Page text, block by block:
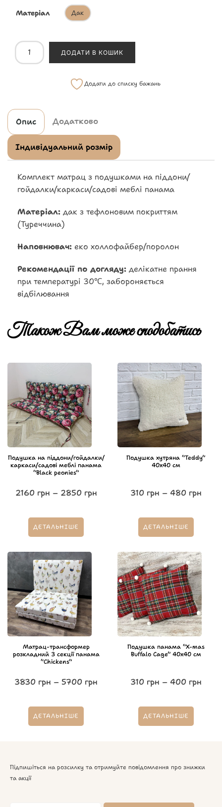
Матеріал Дак
ДОДАТИ В КОШИК
Додати до списку бажань
Опис Додатково
Індивідуальний розмір
Комплект матрац з подушками на піддони/
гойдалки/каркаси/садові меблі панама
Матеріал: дак з тефлоновим покриттям
(Туреччина)
Наповнювач: еко холлофайбер/поролон
Рекомендації по догляду: делікатне прання
при температурі 30℃, забороняється
відбілювання
Також Вам може сподобатись
Подушка на піддони/гойдалки/
каркаси/садові меблі панама
“Black peonies”
2160 грн – 2850 грн
ДЕТАЛЬНІШЕ
Подушка хутряна “Teddy”
40х40 см
310 грн – 480 грн
ДЕТАЛЬНІШЕ
Матрац-трансформер
розкладний 3 секції панама
“Chickens”
3830 грн – 5700 грн
ДЕТАЛЬНІШЕ
Подушка панама “X-mas
Buffalo Cage” 40х40 см
310 грн – 400 грн
ДЕТАЛЬНІШЕ
Підпишіться на розсилку та отримуйте повідомлення про знижки
та акції